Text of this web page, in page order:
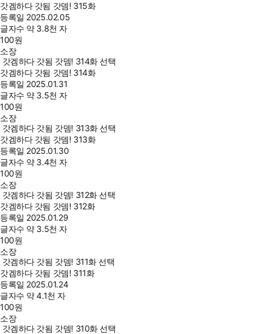
갓겜하다 갓됨 갓뎀! 315화
등록일 2025.02.05
글자수 약 3.8천 자
100원
소장
갓겜하다 갓됨 갓뎀! 314화 선택
갓겜하다 갓됨 갓뎀! 314화
등록일 2025.01.31
글자수 약 3.5천 자
100원
소장
갓겜하다 갓됨 갓뎀! 313화 선택
갓겜하다 갓됨 갓뎀! 313화
등록일 2025.01.30
글자수 약 3.4천 자
100원
소장
갓겜하다 갓됨 갓뎀! 312화 선택
갓겜하다 갓됨 갓뎀! 312화
등록일 2025.01.29
글자수 약 3.5천 자
100원
소장
갓겜하다 갓됨 갓뎀! 311화 선택
갓겜하다 갓됨 갓뎀! 311화
등록일 2025.01.24
글자수 약 4.1천 자
100원
소장
갓겜하다 갓됨 갓뎀! 310화 선택